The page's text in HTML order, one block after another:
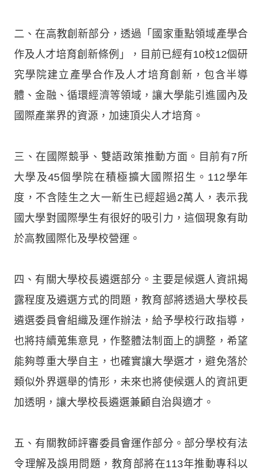
二、在高教創新部分，透過「國家重點領域產學合
作及人才培育創新條例」，目前已經有10校12個研
究學院建立產學合作及人才培育創新，包含半導
體、金融、循環經濟等領域，讓大學能引進國內及
國際產業界的資源，加速頂尖人才培育。
三、在國際競爭、雙語政策推動方面。目前有7所
大學及45個學院在積極擴大國際招生。112學年
度，不含陸生之大一新生已經超過2萬人，表示我
國大學對國際學生有很好的吸引力，這個現象有助
於高教國際化及學校營運。
四、有關大學校長遴選部分。主要是候選人資訊揭
露程度及遴選方式的問題，教育部將透過大學校長
遴選委員會組織及運作辦法，給予學校行政指導，
也將持續蒐集意見，作整體法制面上的調整，希望
能夠尊重大學自主，也確實讓大學選才，避免落於
類似外界選舉的情形，未來也將使候選人的資訊更
加透明，讓大學校長遴選兼顧自治與適才。
五、有關教師評審委員會運作部分。部分學校有法
令理解及誤用問題，教育部將在113年推動專科以